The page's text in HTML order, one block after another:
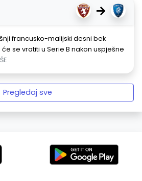
→
francusko-malijski desni bek
se vratiti u Serie B nakon uspješne
Pregledaj sve